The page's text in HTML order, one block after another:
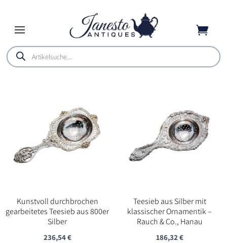

Products
search
Kunstvoll durchbrochen
gearbeitetes Teesieb aus 800er
Silber
236,54€
Teesieb aus Silber mit
klassischer Ornamentik –
Rauch & Co., Hanau
186,32€